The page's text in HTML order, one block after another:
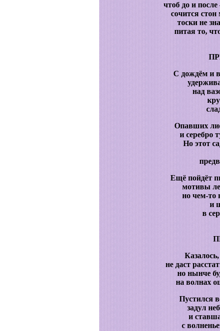
чтоб до и
сочится
тоски не
питая то,
С дождём и
над
Опавших
и серебро
Но этот
Ещё пойдёт
мотивы
но чем-то
и
в
не даст
но нынче
на волнах
Пустился
задул
и
с